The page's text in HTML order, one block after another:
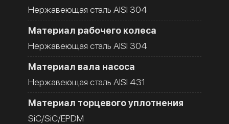
Нержавеющая сталь AISI 304
Материал рабочего колеса
Нержавеющая сталь AISI 304
Материал вала насоса
Нержавеющая сталь AISI 431
Материал торцевого уплотнения
SiC/SiC/EPDM